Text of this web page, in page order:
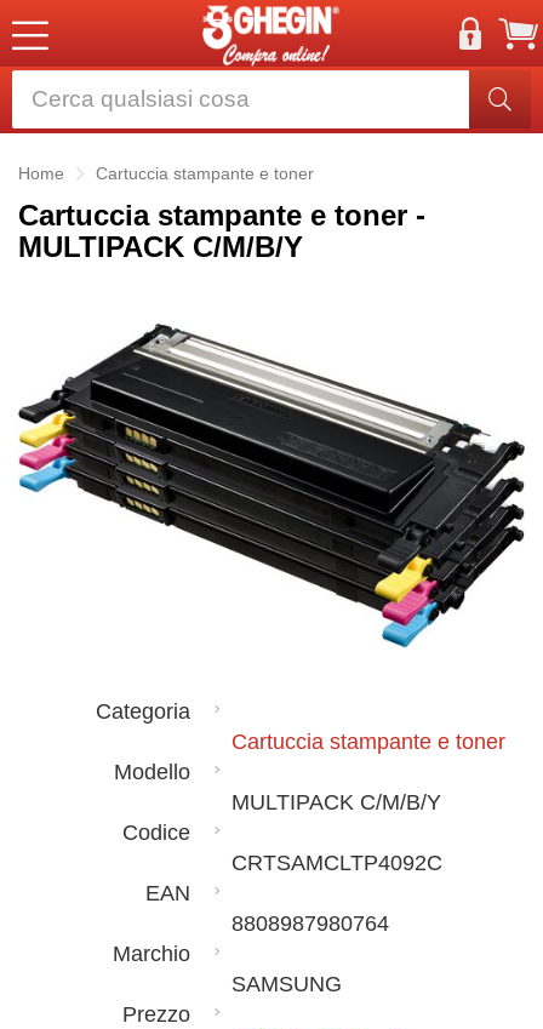
Home Cartuccia stampante e toner
Cartuccia stampante e toner -
MULTIPACK C/M/B/Y
Categoria
Cartuccia stampante e toner
Modello
MULTIPACK C/M/B/Y
Codice
CRTSAMCLTP4092C
EAN
8808987980764
Marchio
SAMSUNG
Prezzo